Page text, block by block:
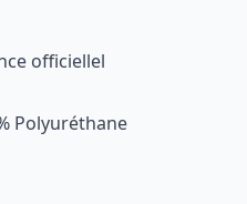
officiellel
Polyuréthane